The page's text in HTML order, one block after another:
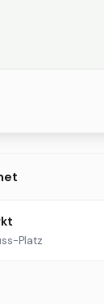
Platz